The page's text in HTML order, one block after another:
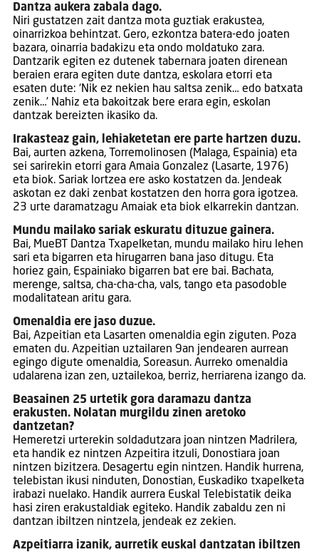
Dantza aukera zabala dago.
Niri gustatzen zait dantza mota guztiak erakustea,
oinarrizkoa behintzat. Gero, ezkontza batera-edo joaten
bazara, oinarria badakizu eta ondo moldatuko zara.
Dantzarik egiten ez dutenek tabernara joaten direnean
beraien erara egiten dute dantza, eskolara etorri eta
esaten dute: ‘Nik ez nekien hau saltsa zenik… edo batxata
zenik…’ Nahiz eta bakoitzak bere erara egin, eskolan
dantzak bereizten ikasiko da.
Irakasteaz gain, lehiaketetan ere parte hartzen duzu.
Bai, aurten azkena, Torremolinosen (Malaga, Espainia) eta
sei sarirekin etorri gara Amaia Gonzalez (Lasarte, 1976)
eta biok. Sariak lortzea ere asko kostatzen da. Jendeak
askotan ez daki zenbat kostatzen den horra gora igotzea.
23 urte daramatzagu Amaiak eta biok elkarrekin dantzan.
Mundu mailako sariak eskuratu dituzue gainera.
Bai, MueBT Dantza Txapelketan, mundu mailako hiru lehen
sari eta bigarren eta hirugarren bana jaso ditugu. Eta
horiez gain, Espainiako bigarren bat ere bai. Bachata,
merenge, saltsa, cha-cha-cha, vals, tango eta pasodoble
modalitatean aritu gara.
Omenaldia ere jaso duzue.
Bai, Azpeitian eta Lasarten omenaldia egin ziguten. Poza
ematen du. Azpeitian uztailaren 9an jendearen aurrean
egingo digute omenaldia, Soreasun. Aurreko omenaldia
udalarena izan zen, uztailekoa, berriz, herriarena izango da.
Beasainen 25 urtetik gora daramazu dantza
erakusten. Nolatan murgildu zinen aretoko
dantzetan?
Hemeretzi urterekin soldadutzara joan nintzen Madrilera,
eta handik ez nintzen Azpeitira itzuli, Donostiara joan
nintzen bizitzera. Desagertu egin nintzen. Handik hurrena,
telebistan ikusi ninduten, Donostian, Euskadiko txapelketa
irabazi nuelako. Handik aurrera Euskal Telebistatik deika
hasi ziren erakustaldiak egiteko. Handik zabaldu zen ni
dantzan ibiltzen nintzela, jendeak ez zekien.
Azpeitiarra izanik, aurretik euskal dantzatan ibiltzen